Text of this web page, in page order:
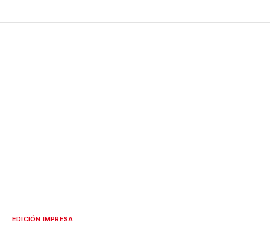
EDICIÓN IMPRESA